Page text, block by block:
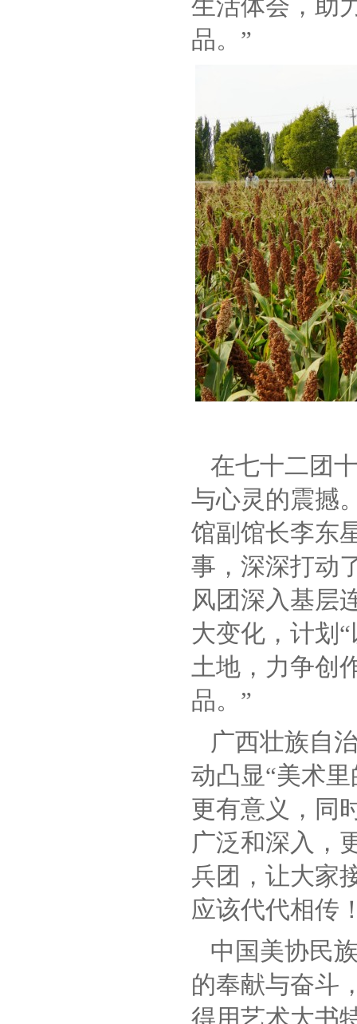
生活体会，助
品。”
在七十二团
与心灵的震撼
馆副馆长李东
事，深深打动
风团深入基层
大变化，计划
土地，力争创
品。”
广西壮族自
动凸显“美术
更有意义，同
广泛和深入，
兵团，让大家
应该代代相传
中国美协民
的奉献与奋斗
得用艺术大书